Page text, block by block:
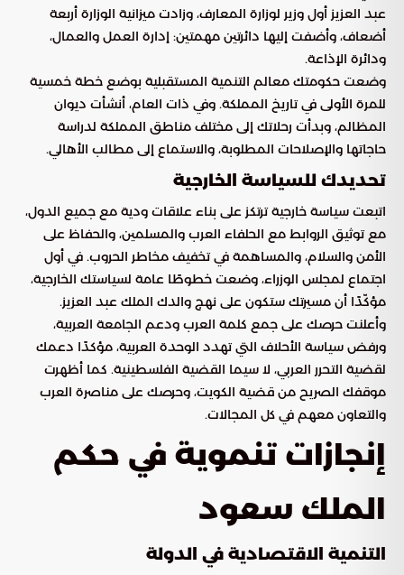
عبد العزيز أول وزير لوزارة المعارف، وزادت ميزانية الوزارة أربعة
أضعاف، وأضفت إليها دائرتين مهمتين: إدارة العمل والعمال،
ودائرة الإذاعة.
وضعت حكومتك معالم التنمية المستقبلية بوضع خطة خمسية
للمرة الأولى في تاريخ المملكة. وفي ذات العام، أنشأت ديوان
المظالم، وبدأت رحلاتك إلى مختلف مناطق المملكة لدراسة
حاجاتها والإصلاحات المطلوبة، والاستماع إلى مطالب الأهالي.
تحديدك للسياسة الخارجية
اتبعت سياسة خارجية ترتكز على بناء علاقات ودية مع جميع الدول،
مع توثيق الروابط مع الحلفاء العرب والمسلمين، والحفاظ على
الأمن والسلام، والمساهمة في تخفيف مخاطر الحروب. في أول
اجتماع لمجلس الوزراء، وضعت خطوطًا عامة لسياستك الخارجية،
مؤكّدًا أن مسيرتك ستكون على نهج والدك الملك عبد العزيز.
وأعلنت حرصك على جمع كلمة العرب ودعم الجامعة العربية،
ورفض سياسة الأحلاف التي تهدد الوحدة العربية، مؤكدًا دعمك
لقضية التحرر العربي، لا سيما القضية الفلسطينية. كما أظهرت
موقفك الصريح من قضية الكويت، وحرصك على مناصرة العرب
والتعاون معهم في كل المجالات.
إنجازات تنموية في حكم
الملك سعود
التنمية الاقتصادية في الدولة